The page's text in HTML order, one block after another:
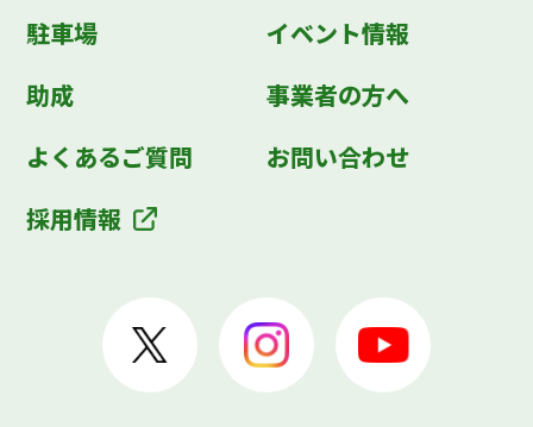
駐車場
イベント情報
助成
事業者の方へ
よくあるご質問
お問い合わせ
採用情報